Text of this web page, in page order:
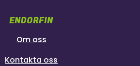
ENDORFIN
Om oss
Kontakta oss